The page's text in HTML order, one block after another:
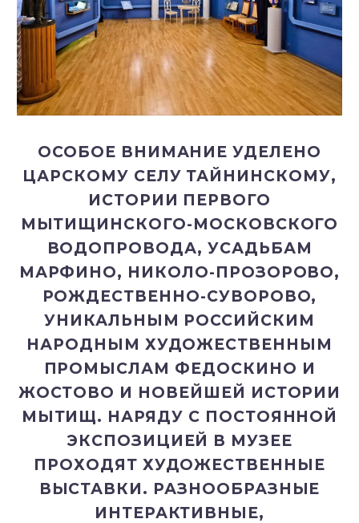
ОСОБОЕ ВНИМАНИЕ УДЕЛЕНО
ЦАРСКОМУ СЕЛУ ТАЙНИНСКОМУ,
ИСТОРИИ ПЕРВОГО
МЫТИЩИНСКОГО-МОСКОВСКОГО
ВОДОПРОВОДА, УСАДЬБАМ
МАРФИНО, НИКОЛО-ПРОЗОРОВО,
РОЖДЕСТВЕННО-СУВОРОВО,
УНИКАЛЬНЫМ РОССИЙСКИМ
НАРОДНЫМ ХУДОЖЕСТВЕННЫМ
ПРОМЫСЛАМ ФЕДОСКИНО И
ЖОСТОВО И НОВЕЙШЕЙ ИСТОРИИ
МЫТИЩ. НАРЯДУ С ПОСТОЯННОЙ
ЭКСПОЗИЦИЕЙ В МУЗЕЕ
ПРОХОДЯТ ХУДОЖЕСТВЕННЫЕ
ВЫСТАВКИ. РАЗНООБРАЗНЫЕ
ИНТЕРАКТИВНЫЕ,